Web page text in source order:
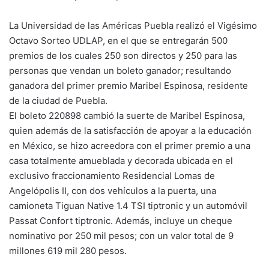
La Universidad de las Américas Puebla realizó el Vigésimo
Octavo Sorteo UDLAP, en el que se entregarán 500
premios de los cuales 250 son directos y 250 para las
personas que vendan un boleto ganador; resultando
ganadora del primer premio Maribel Espinosa, residente
de la ciudad de Puebla.
El boleto 220898 cambió la suerte de Maribel Espinosa,
quien además de la satisfacción de apoyar a la educación
en México, se hizo acreedora con el primer premio a una
casa totalmente amueblada y decorada ubicada en el
exclusivo fraccionamiento Residencial Lomas de
Angelópolis II, con dos vehículos a la puerta, una
camioneta Tiguan Native 1.4 TSI tiptronic y un automóvil
Passat Confort tiptronic. Además, incluye un cheque
nominativo por 250 mil pesos; con un valor total de 9
millones 619 mil 280 pesos.